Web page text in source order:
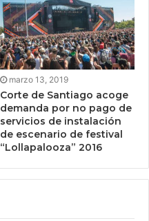
marzo 13, 2019
Corte de Santiago acoge
demanda por no pago de
servicios de instalación
de escenario de festival
“Lollapalooza” 2016